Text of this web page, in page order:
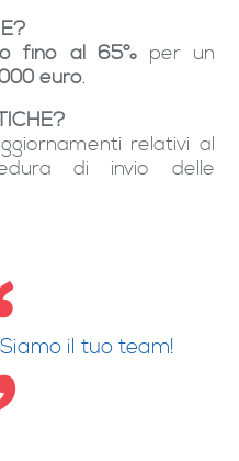
fino al 65%per un
euro.
relativi al
di invio delle
il tuo team!